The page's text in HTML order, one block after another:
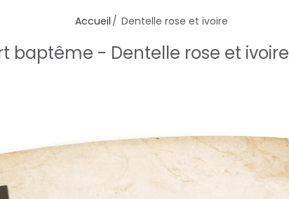
Accueil Dentelle rose et ivoire
baptême - Dentelle rose et ivoire